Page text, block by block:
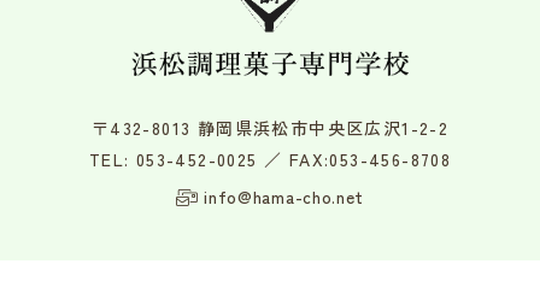
〒432-8013 静岡県浜松市中央区広沢1-2-2
TEL: 053-452-0025 ／ FAX:053-456-8708
info@hama-cho.net